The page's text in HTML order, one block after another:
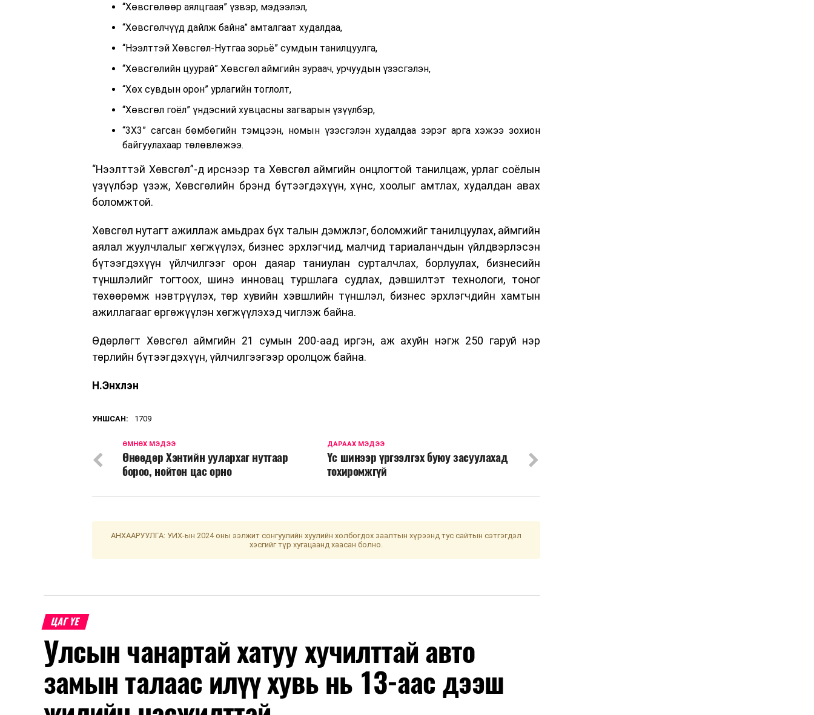
“Хөвсгөлөөр аялцгаая” үзвэр, мэдээлэл,
“Хөвсгөлчүүд дайлж байна” амталгаат худалдаа,
“Нээлттэй Хөвсгөл-Нутгаа зорьё” сумдын танилцуулга,
“Хөвсгөлийн цуурай” Хөвсгөл аймгийн зураач, урчуудын үзэсгэлэн,
“Хөх сувдын орон” урлагийн тоглолт,
“Хөвсгөл гоёл” үндэсний хувцасны загварын үзүүлбэр,
“3X3” сагсан бөмбөгийн тэмцээн, номын үзэсгэлэн худалдаа зэрэг арга хэжээ зохион
байгуулахаар төлөвлөжээ.
“Нээлттэй Хөвсгөл”-д ирснээр та Хөвсгөл аймгийн онцлогтой танилцаж, урлаг соёлын
үзүүлбэр үзэж, Хөвсгөлийн брэнд бүтээгдэхүүн, хүнс, хоолыг амтлах, худалдан авах
боломжтой.
Хөвсгөл нутагт ажиллаж амьдрах бүх талын дэмжлэг, боломжийг танилцуулах, аймгийн
аялал жуулчлалыг хөгжүүлэх, бизнес эрхлэгчид, малчид тариаланчдын үйлдвэрлэсэн
бүтээгдэхүүн үйлчилгээг орон даяар таниулан сурталчлах, борлуулах, бизнесийн
түншлэлийг тогтоох, шинэ инновац туршлага судлах, дэвшилтэт технологи, тоног
төхөөрөмж нэвтрүүлэх, төр хувийн хэвшлийн түншлэл, бизнес эрхлэгчдийн хамтын
ажиллагааг өргөжүүлэн хөгжүүлэхэд чиглэж байна.
Өдөрлөгт Хөвсгөл аймгийн 21 сумын 200-аад иргэн, аж ахуйн нэгж 250 гаруй нэр
төрлийн бүтээгдэхүүн, үйлчилгээгээр оролцож байна.
Н.Энхлэн
УНШСАН: 1709
ДАРААХ МЭДЭЭ
Үс шинээр үргээлгэх буюу засуулахад
тохиромжгүй
ӨМНӨХ МЭДЭЭ
Өнөөдөр Хэнтийн уулархаг нутгаар
бороо, нойтон цас орно
АНХААРУУЛГА: УИХ-ын 2024 оны ээлжит сонгуулийн хуулийн холбогдох заалтын хүрээнд тус сайтын сэтгэгдэл
хэсгийг түр хугацаанд хаасан болно.
ЦАГ ҮЕ
Улсын чанартай хатуу хучилттай авто
замын талаас илүү хувь нь 13-аас дээш